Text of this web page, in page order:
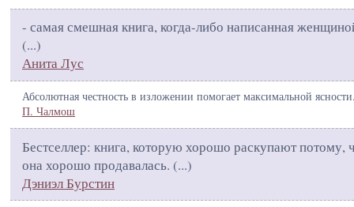
- самая смешная книга, когда-либо написанная
(...)
Анита Лус
Абсолютная честность в изложении помогает максимальной
П. Чалмош
Бестселлер: книга, которую хорошо раскупают потому,
она хорошо продавалась. (...)
Дэниэл Бурстин